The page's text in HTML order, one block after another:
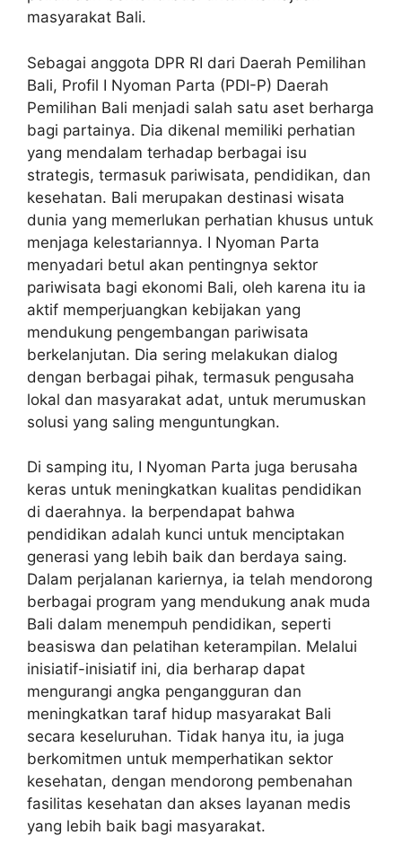
masyarakat Bali.
Sebagai anggota DPR RI dari Daerah Pemilihan
Bali, Profil I Nyoman Parta (PDI-P) Daerah
Pemilihan Bali menjadi salah satu aset berharga
bagi partainya. Dia dikenal memiliki perhatian
yang mendalam terhadap berbagai isu
strategis, termasuk pariwisata, pendidikan, dan
kesehatan. Bali merupakan destinasi wisata
dunia yang memerlukan perhatian khusus untuk
menjaga kelestariannya. I Nyoman Parta
menyadari betul akan pentingnya sektor
pariwisata bagi ekonomi Bali, oleh karena itu ia
aktif memperjuangkan kebijakan yang
mendukung pengembangan pariwisata
berkelanjutan. Dia sering melakukan dialog
dengan berbagai pihak, termasuk pengusaha
lokal dan masyarakat adat, untuk merumuskan
solusi yang saling menguntungkan.
Di samping itu, I Nyoman Parta juga berusaha
keras untuk meningkatkan kualitas pendidikan
di daerahnya. Ia berpendapat bahwa
pendidikan adalah kunci untuk menciptakan
generasi yang lebih baik dan berdaya saing.
Dalam perjalanan kariernya, ia telah mendorong
berbagai program yang mendukung anak muda
Bali dalam menempuh pendidikan, seperti
beasiswa dan pelatihan keterampilan. Melalui
inisiatif-inisiatif ini, dia berharap dapat
mengurangi angka pengangguran dan
meningkatkan taraf hidup masyarakat Bali
secara keseluruhan. Tidak hanya itu, ia juga
berkomitmen untuk memperhatikan sektor
kesehatan, dengan mendorong pembenahan
fasilitas kesehatan dan akses layanan medis
yang lebih baik bagi masyarakat.